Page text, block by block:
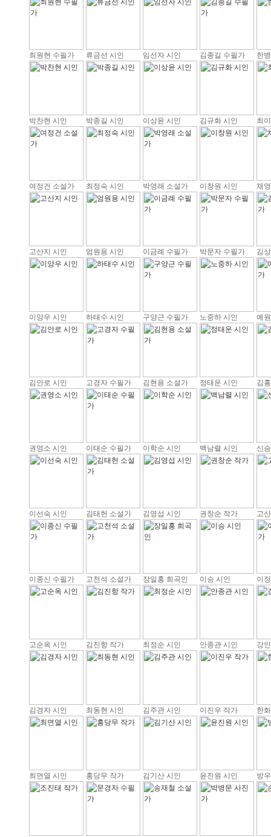
최원현 수필가 류금선 시인 임선자 시인 김종길 수필가 한
박찬현 시인 박종길 시인 이상윤 시인 김규화 시인 최
여정건 소설가 최정숙 시인 박영래 소설가 이창원 시인 채
고산지 시인 엄원용 시인 이금례 수필가 박문자 수필가 김
이양우 시인 하태수 시인 구양근 수필가 노중하 시인 예
김안로 시인 고경자 수필가 김현용 소설가 정태운 시인 김
권영소 시인 이태순 수필가 이학순 시인 백남렬 시인 신
이선숙 시인 김태헌 소설가 김영섭 시인 권창순 작가 고
이종신 수필가 고천석 소설가 장일홍 희곡인 이승 시인 이
고순옥 시인 김진항 작가 최정순 시인 안종관 시인 강
김경자 시인 최동현 시인 김주관 시인 이진우 작가 한
최면열 시인 홍당무 작가 김기산 시인 윤진원 시인 방